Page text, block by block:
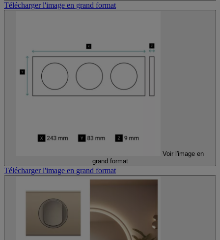
Télécharger l'image en grand format
Voir l'image en
grand format
Télécharger l'image en grand format